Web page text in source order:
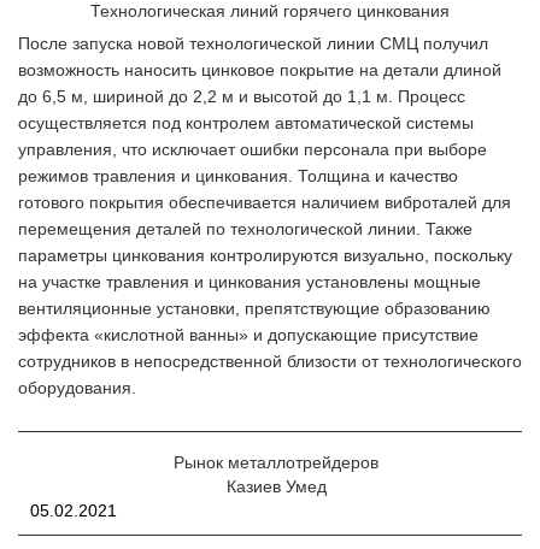
Технологическая линий горячего цинкования
После запуска новой технологической линии СМЦ получил
возможность наносить цинковое покрытие на детали длиной
до 6,5 м, шириной до 2,2 м и высотой до 1,1 м. Процесс
осуществляется под контролем автоматической системы
управления, что исключает ошибки персонала при выборе
режимов травления и цинкования. Толщина и качество
готового покрытия обеспечивается наличием виброталей для
перемещения деталей по технологической линии. Также
параметры цинкования контролируются визуально, поскольку
на участке травления и цинкования установлены мощные
вентиляционные установки, препятствующие образованию
эффекта «кислотной ванны» и допускающие присутствие
сотрудников в непосредственной близости от технологического
оборудования.
Рынок металлотрейдеров
Казиев Умед
05.02.2021